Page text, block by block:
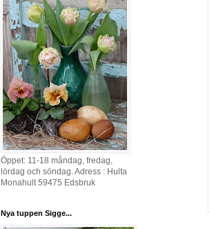
Öppet: 11-18 måndag, fredag,
lördag och söndag. Adress : Hulta
Monahult 59475 Edsbruk
Nya tuppen Sigge...